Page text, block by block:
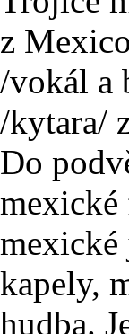
z
/vokál a
/kytara/
Do
mexické
mexické
kapely,
hudba.